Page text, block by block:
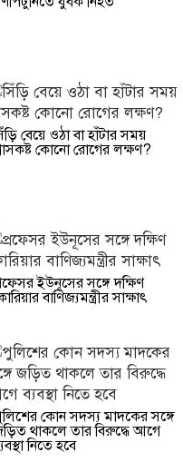
বেয়ে ওঠা বা হাঁটার সময়
কোনো রোগের লক্ষণ?
ইউনূসের সঙ্গে দক্ষিণ
বাণিজ্যমন্ত্রীর সাক্ষাৎ
কোন সদস্য মাদকের সঙ্গে
থাকলে তার বিরুদ্ধে আগে
নিতে হবে